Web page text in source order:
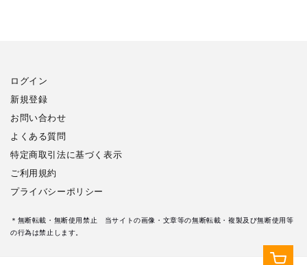
ー
ログイン
新規登録
お問い合わせ
よくある質問
特定商取引法に基づく表示
ご利用規約
プライバシーポリシー
＊無断転載・無断使用禁止 当サイトの画像・文章等の無断転載・複製及び無断使用等
の行為は禁止します。